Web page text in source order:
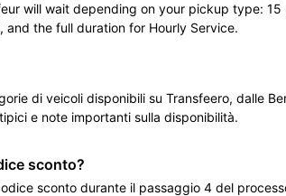
will wait depending on your pickup type:
the full duration for Hourly Service.
di veicoli disponibili su Transfeero, dalle
e note importanti sulla disponibilità.
sconto?
sconto durante il passaggio 4 del